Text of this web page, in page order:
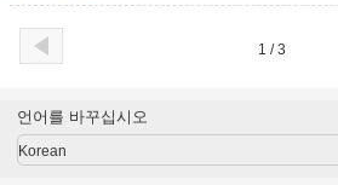
1 / 3
언어를 바꾸십시오
Korean